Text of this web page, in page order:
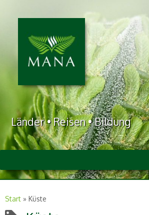
Länder • Reisen • Bildung
Start » Küste